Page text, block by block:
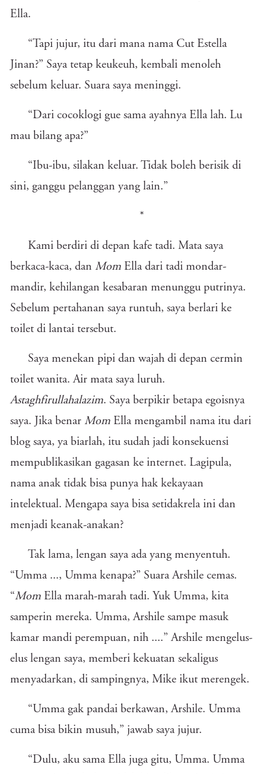
Ella.
“Tapi jujur, itu dari mana nama Cut Estella
Jinan?” Saya tetap keukeuh, kembali menoleh
sebelum keluar. Suara saya meninggi.
“Dari cocoklogi gue sama ayahnya Ella lah. Lu
mau bilang apa?”
“Ibu-ibu, silakan keluar. Tidak boleh berisik di
sini, ganggu pelanggan yang lain.”
*
Kami berdiri di depan kafe tadi. Mata saya
berkaca-kaca, dan Mom Ella dari tadi mondar-
mandir, kehilangan kesabaran menunggu putrinya.
Sebelum pertahanan saya runtuh, saya berlari ke
toilet di lantai tersebut.
Saya menekan pipi dan wajah di depan cermin
toilet wanita. Air mata saya luruh.
Astaghfirullahalazim. Saya berpikir betapa egoisnya
saya. Jika benar Mom Ella mengambil nama itu dari
blog saya, ya biarlah, itu sudah jadi konsekuensi
mempublikasikan gagasan ke internet. Lagipula,
nama anak tidak bisa punya hak kekayaan
intelektual. Mengapa saya bisa setidakrela ini dan
menjadi keanak-anakan?
Tak lama, lengan saya ada yang menyentuh.
“Umma ..., Umma kenapa?” Suara Arshile cemas.
“Mom Ella marah-marah tadi. Yuk Umma, kita
samperin mereka. Umma, Arshile sampe masuk
kamar mandi perempuan, nih ....” Arshile mengelus-
elus lengan saya, memberi kekuatan sekaligus
menyadarkan, di sampingnya, Mike ikut merengek.
“Umma gak pandai berkawan, Arshile. Umma
cuma bisa bikin musuh,” jawab saya jujur.
“Dulu, aku sama Ella juga gitu, Umma. Umma